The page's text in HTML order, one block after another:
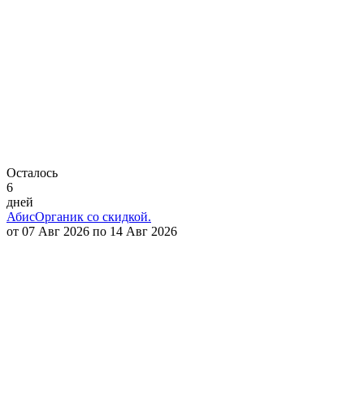
Осталось
6
дней
АбисОрганик со скидкой.
от 07 Авг 2026 по 14 Авг 2026